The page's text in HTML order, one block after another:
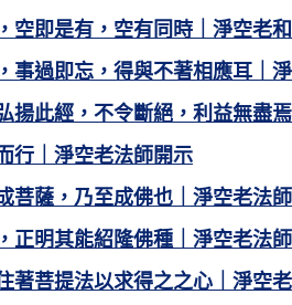
空即是有，空有同時｜淨空老
事過即忘，得與不著相應耳｜
揚此經，不令斷絕，利益無盡
行｜淨空老法師開示
菩薩，乃至成佛也｜淨空老法
正明其能紹隆佛種｜淨空老法
著菩提法以求得之之心｜淨空